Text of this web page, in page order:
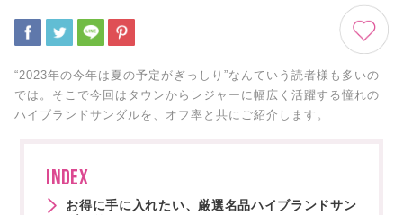
“2023年の今年は夏の予定がぎっしり”なんていう読者様も多いの
では。そこで今回はタウンからレジャーに幅広く活躍する憧れの
ハイブランドサンダルを、オフ率と共にご紹介します。
INDEX
お得に手に入れたい、厳選名品ハイブランドサン